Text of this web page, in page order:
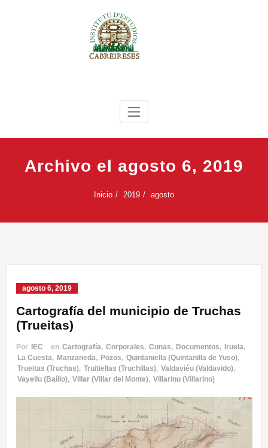
Instituto de Estudios Cabreireses
Archivo el agosto 6, 2019
Inicio 2019 agosto
agosto 6, 2019
Cartografía del municipio de Truchas
(Trueitas)
Por IEC en Cartografía, Corporales, Cunas, Documentos, Iruela,
La Cuesta, Manzaneda, Pozos, Quintaniella (Quintanilla de Yuso),
Trueitas (Truchas), Truitiellas (Truchillas), Valdaviéu (Valdavido),
Vayellu (Baíllo), Villar (Villar del Monte), Villarinu (Villarino)